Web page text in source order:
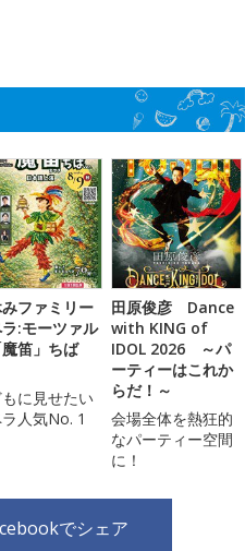
ファミリー
:モーツァル
魔笛」ちば
に見せたい
人気No. 1
田原俊彦 Dance
with KING of
IDOL 2026 ～パ
ーティーはこれか
らだ！～
会場全体を熱狂的
なパーティー空間
に！
でシェア